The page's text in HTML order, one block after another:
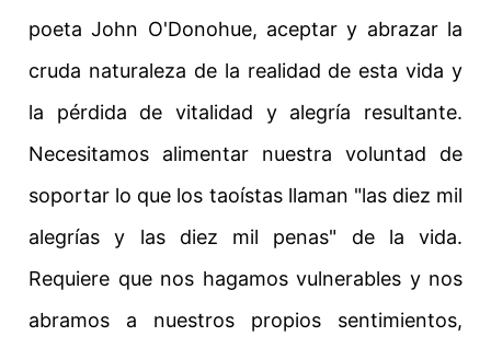
poeta John O'Donohue, aceptar y abrazar la
cruda naturaleza de la realidad de esta vida y
la pérdida de vitalidad y alegría resultante.
Necesitamos alimentar nuestra voluntad de
soportar lo que los taoístas llaman "las diez mil
alegrías y las diez mil penas" de la vida.
Requiere que nos hagamos vulnerables y nos
abramos a nuestros propios sentimientos,